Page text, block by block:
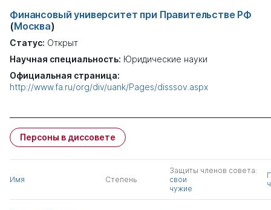
Финансовый университет при Правительстве РФ
(Москва)
Статус: Открыт
Научная специальность: Юридические науки
Официальная страница:
http://www.fa.ru/org/div/uank/Pages/disssov.aspx
Персоны в диссовете
Имя Степень
Защиты членов совета:
свои
чужие